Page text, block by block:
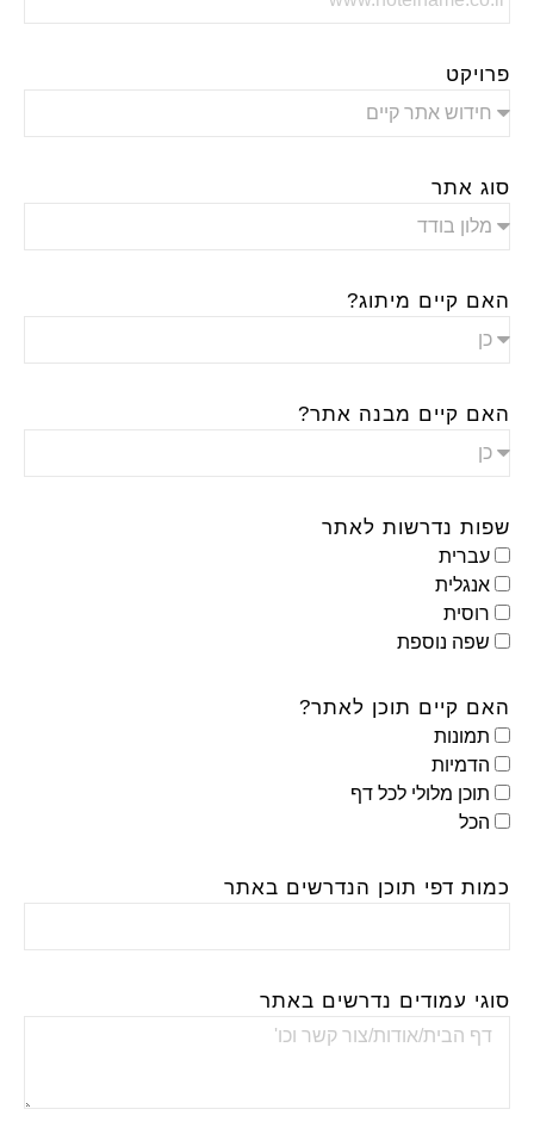
פרויקט
סוג אתר
האם קיים מיתוג?
האם קיים מבנה אתר?
שפות נדרשות לאתר
עברית
אנגלית
רוסית
שפה נוספת
האם קיים תוכן לאתר?
תמונות
הדמיות
תוכן מלולי לכל דף
הכל
כמות דפי תוכן הנדרשים באתר
סוגי עמודים נדרשים באתר